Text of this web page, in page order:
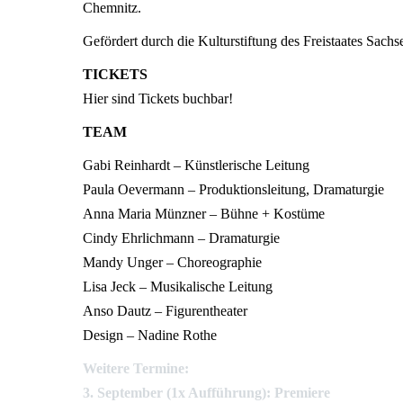
Chemnitz.
Gefördert durch die Kulturstiftung des Freistaates
TICKETS
Hier sind Tickets buchbar!
TEAM
Gabi Reinhardt – Künstlerische Leitung
Paula Oevermann – Produktionsleitung, Dramaturgie
Anna Maria Münzner– Bühne + Kostüme
Cindy Ehrlichmann – Dramaturgie
Mandy Unger– Choreographie
Lisa Jeck – Musikalische Leitung
Anso Dautz – Figurentheater
Design – Nadine Rothe
Weitere Termine:
3. September (1x Aufführung): Premiere